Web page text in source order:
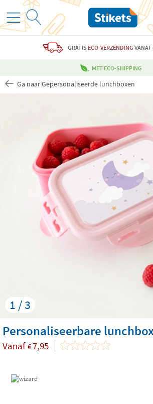
GRATIS ECO-VERZENDING VANAF
MET ECO-SHIPPING
Ga naar Gepersonaliseerde lunchboxen
1 / 3
Personaliseerbare
Vanaf €7,95